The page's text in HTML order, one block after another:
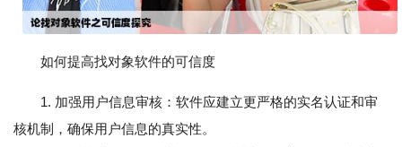
如何提高找对象软件的可信度
1. 加强用户信息审核：软件应建立更严格的实名认证和审
核机制，确保用户信息的真实性。